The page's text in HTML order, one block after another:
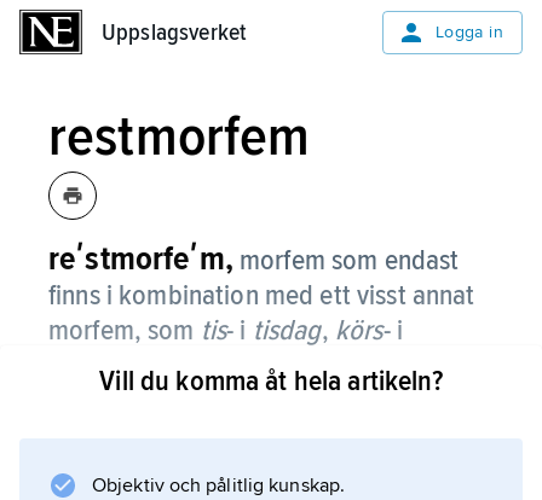
Uppslagsverket Logga in
restmorfem
reʹstmorfeʹm, morfem som endast
finns i kombination med ett visst annat
morfem, som tis- i tisdag, körs- i
körsbärVill du komma åt hela artikeln?
Objektiv och pålitlig kunskap.